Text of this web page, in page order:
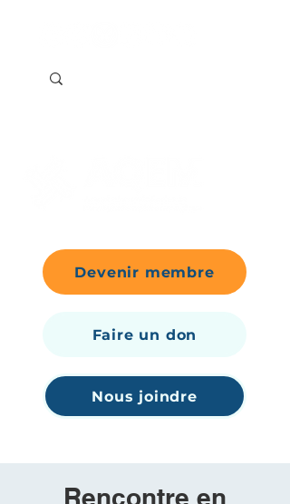
Nous joindre
Faire un don
Devenir membre
Rencontre en